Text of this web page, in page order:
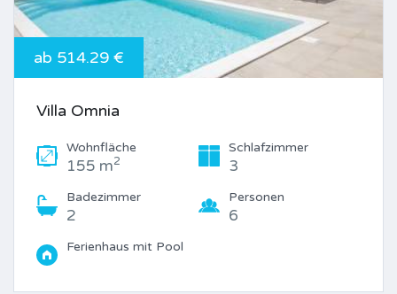
ab 514.29 €
Villa Omnia
Wohnfläche
155 m2
Schlafzimmer
3
Badezimmer
2
Personen
6
Ferienhaus mit Pool